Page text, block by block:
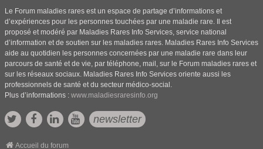
Le Forum maladies rares est un espace de partage d’informations et
d’expériences pour les personnes touchées par une maladie rare. Il est
proposé et modéré par Maladies Rares Info Services, service national
d’information et de soutien sur les maladies rares. Maladies Rares Info Services
aide au quotidien les personnes concernées par une maladie rare dans leur
parcours de santé et de vie, par téléphone, mail, sur le Forum maladies rares et
sur les réseaux sociaux. Maladies Rares Info Services oriente aussi les
professionnels de santé et du secteur médico-social.
Plus d’informations : www.maladiesraresinfo.org
newsletter
Accueil du forum